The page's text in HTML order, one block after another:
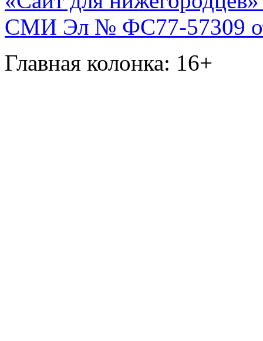
СМИ Эл № ФС77-57309
Главная колонка: 16+